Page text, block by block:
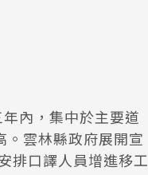
內，集中於主要道
雲林縣政府展開宣
排口譯人員增進移工